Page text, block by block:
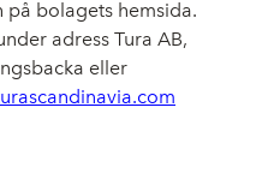
bolagets hemsida.
adress Tura AB,
eller